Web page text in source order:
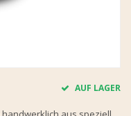
AUF LAGER